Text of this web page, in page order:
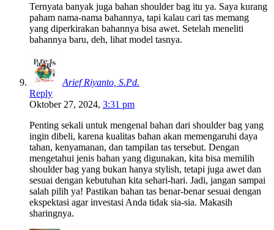
Ternyata banyak juga bahan shoulder bag itu ya. Saya kurang
paham nama-nama bahannya, tapi kalau cari tas memang
yang diperkirakan bahannya bisa awet. Setelah meneliti
bahannya baru, deh, lihat model tasnya.
Arief Riyanto, S.Pd.
Reply
Oktober 27, 2024, 3:31 pm
Penting sekali untuk mengenal bahan dari shoulder bag yang
ingin dibeli, karena kualitas bahan akan memengaruhi daya
tahan, kenyamanan, dan tampilan tas tersebut. Dengan
mengetahui jenis bahan yang digunakan, kita bisa memilih
shoulder bag yang bukan hanya stylish, tetapi juga awet dan
sesuai dengan kebutuhan kita sehari-hari. Jadi, jangan sampai
salah pilih ya! Pastikan bahan tas benar-benar sesuai dengan
ekspektasi agar investasi Anda tidak sia-sia. Makasih
sharingnya.